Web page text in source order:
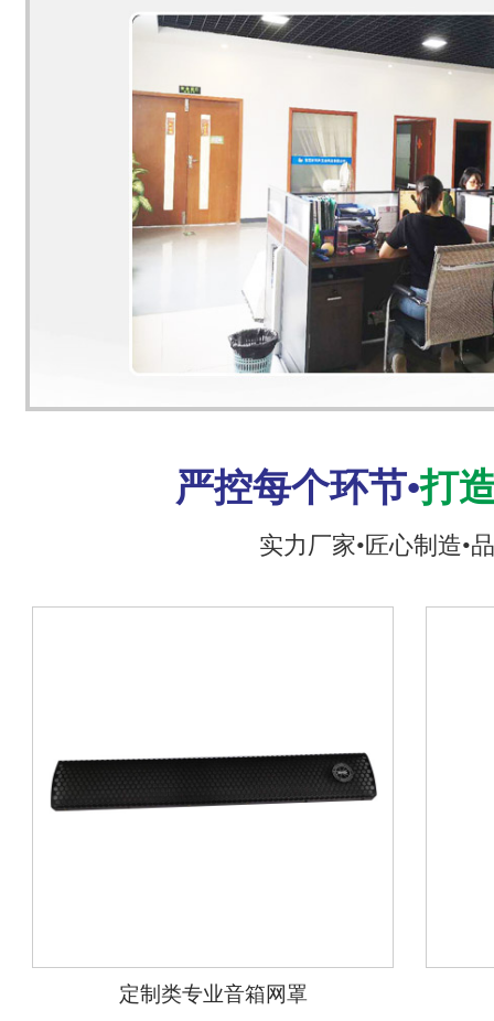
严控每个环节•打
实力厂家•匠心制造•
定制类专业音箱网罩